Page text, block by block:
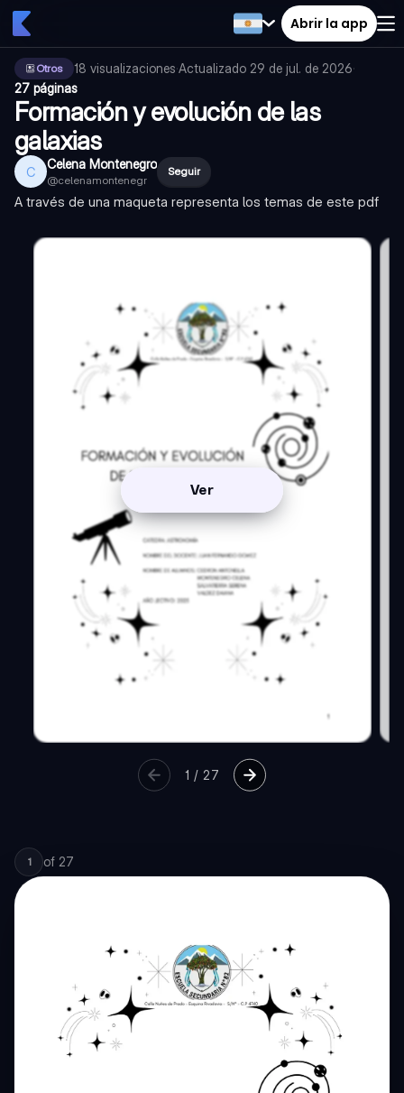
Abrir la app
Otros 18 visualizaciones·Actualizado 29 de jul. de 2026·
27 páginas
Formación y evolución de las
galaxias
C Celena Montenegro
@celenamontenegr
Seguir
A través de una maqueta representa los temas de este pdf
Ver
1 / 27
1 of 27